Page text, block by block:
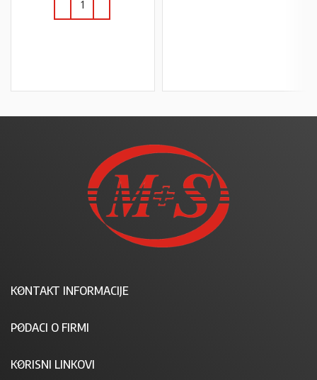
KONTAKT INFORMACIJE
PODACI O FIRMI
KORISNI LINKOVI